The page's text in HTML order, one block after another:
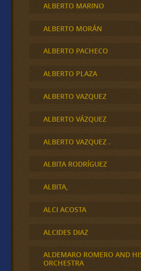
ALBERTO MARINO
ALBERTO MORÁN
ALBERTO PACHECO
ALBERTO PLAZA
ALBERTO VAZQUEZ
ALBERTO VÁZQUEZ
ALBERTO VAZQUEZ .
ALBITA RODRÍGUEZ
ALBITA,
ALCI ACOSTA
ALCIDES DIAZ
ALDEMARO ROMERO AND
ORCHESTRA